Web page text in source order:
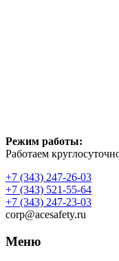
Режим работы:
Работаем
+7 (343) 247-26-03
+7 (343) 521-55-64
+7 (343) 247-23-03
corp@acesafety.ru
Меню